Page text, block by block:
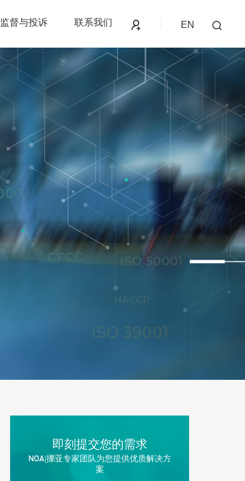
EN
监督与投诉 联系我们
即刻提交您的需求
NOA|挪亚专家团队为您提供优质解决方
案